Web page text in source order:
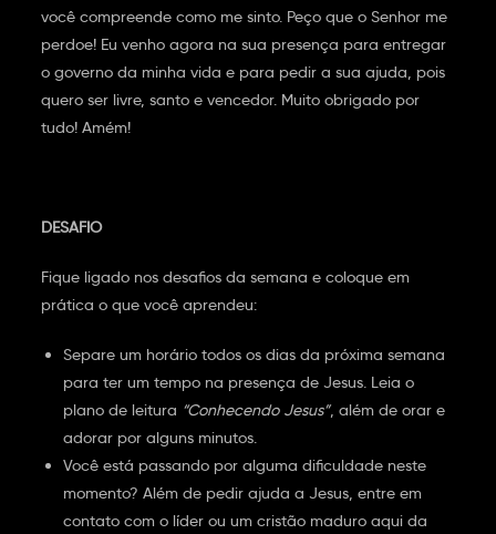
você compreende como me sinto. Peço que o Senhor me
perdoe! Eu venho agora na sua presença para entregar
o governo da minha vida e para pedir a sua ajuda, pois
quero ser livre, santo e vencedor. Muito obrigado por
tudo! Amém!
DESAFIO
Fique ligado nos desafios da semana e coloque em
prática o que você aprendeu:
Separe um horário todos os dias da próxima semana
para ter um tempo na presença de Jesus. Leia o
plano de leitura “Conhecendo Jesus”, além de orar e
adorar por alguns minutos.
Você está passando por alguma dificuldade neste
momento? Além de pedir ajuda a Jesus, entre em
contato com o líder ou um cristão maduro aqui da